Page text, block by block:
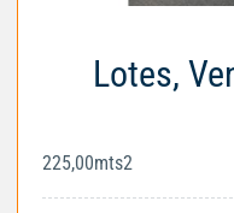
Lotes,
225,00mts2